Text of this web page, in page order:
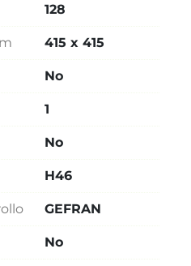
128
415 x 415
No
1
No
H46
GEFRAN
No